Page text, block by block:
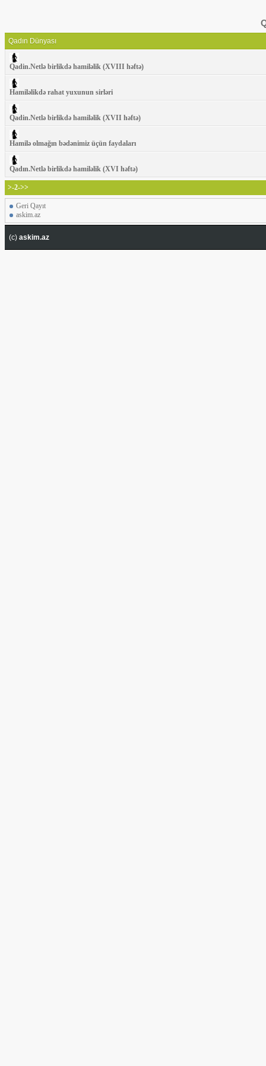
Qadın Dünyası
Qadin.Netlə birlikdə hamiləlik (XVIII həftə)
Hamiləlikdə rahat yuxunun sirləri
Qadin.Netlə birlikdə hamiləlik (XVII həftə)
Hamilə olmağın bədənimiz üçün faydaları
Qadın.Netlə birlikdə hamiləlik (XVI həftə)
>-2->>
Geri Qayıt
askim.az
(c) askim.az